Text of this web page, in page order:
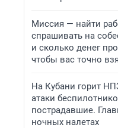
Миссия — найти
спрашивать на
и сколько денег
чтобы вас точно
На Кубани горит
атаки
пострадавшие.
ночных налетах